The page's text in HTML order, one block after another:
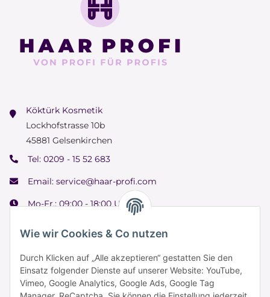
Wie wir Cookies & Co nutzen
Durch Klicken auf „Alle akzeptieren“ gestatten Sie den
Einsatz folgender Dienste auf unserer Website: YouTube,
Vimeo, Google Analytics, Google Ads, Google Tag
Köktürk Kosmetik
Lockhofstrasse 10b
45881 Gelsenkirchen
Tel: 0209 - 15 52 683
Email: service@haar-profi.com
Mo-Fr.: 09:00 - 18:00 Uhr
Samstag: 09:00 - 15:00 Uhr
Informationen